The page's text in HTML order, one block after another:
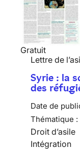
Gratuit
Lettre de
Syrie : la
des
Date de
Thématique :
Droit d’asile
Intégration